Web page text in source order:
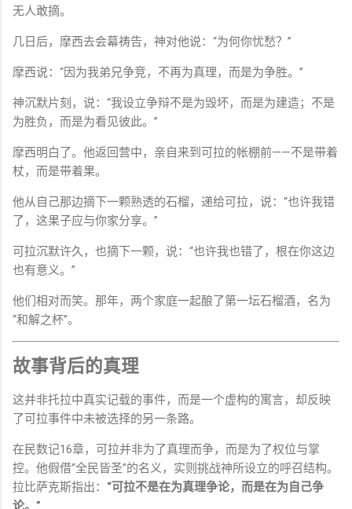
无人敢摘。
几日 后， 摩西去会幕祷告， 神对他说：“为何你忧愁？”
摩西说：“因为我弟兄争竞， 不再为真理， 而是为争胜。”
神沉默片刻， 说：“我设立争辩不是为毁坏， 而是为建造； 不是
为胜负， 而是为看见彼此。”
摩西明白了。 他返回营中， 亲自来到 可拉的帐棚前——不是带着
杖， 而是带着果。
他从自己那边摘下一颗熟透的石榴， 递给可拉， 说：“也许我错
了， 这果子应与你家分享。”
可拉沉默许久， 也摘下一颗， 说：“也许我也错了， 根在你这边
也有意义。”
他们相对而笑。 那年， 两个家庭一起酿了第一坛石榴酒， 名为
“和解之杯”。
故事背后的真理
这并非托拉中真实记载的事件， 而是一个虚构的寓言， 却反映
了可拉事件中未被选择的另一条路。
在 民数记16章， 可拉并非为了真理而争， 而是为了权位与掌
控。 他假借“全民皆圣”的名义， 实则 挑战神所设立的呼召结构。
拉 比萨克斯指出： “可拉不是在为真理争论， 而是在为自己争
论。”